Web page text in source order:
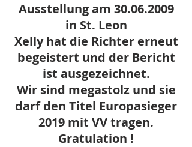
Ausstellung am 30.06.2009
in St. Leon
Xelly hat die Richter erneut
begeistert und der Bericht
ist ausgezeichnet.
Wir sind megastolz und sie
darf den Titel Europasieger
2019 mit VV tragen.
Gratulation !